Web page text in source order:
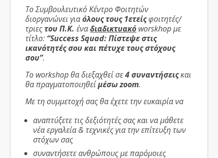
Το Συμβουλευτικό Κέντρο Φοιτητών
διοργανώνει γιαόλους τους1ετείςφοιτητές/
τριεςτου Π.Κ. έναδιαδικτυακό worskhop με
τίτλο: “Success Squad: Πίστεψε στις
ικανότητές σου και πέτυχε τους στόχους
σου”.
Το workshop θα διεξαχθεί σε4 συναντήσειςκαι
θα πραγματοποιηθείμέσω zoom.
Με τη συμμετοχή σας θα έχετε την ευκαιρία να
αναπτύξετε τις δεξιότητές σας και να μάθετε
νέα εργαλεία & τεχνικές για την επίτευξη των
στόχων σας
συναντήσετε ανθρώπους με παρόμοιες